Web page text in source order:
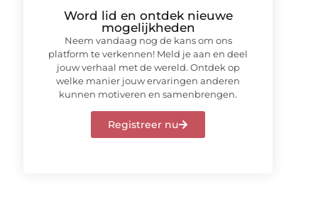
Word lid en ontdek nieuwe
mogelijkheden
Neem vandaag nog de kans om ons
platform te verkennen! Meld je aan en deel
jouw verhaal met de wereld. Ontdek op
welke manier jouw ervaringen anderen
kunnen motiveren en samenbrengen.
Registreer nu